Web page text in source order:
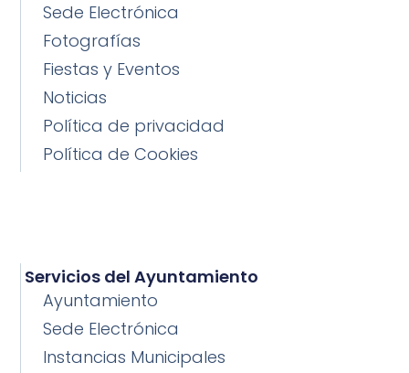
Servicios del Ayuntamiento
Ayuntamiento
Sede Electrónica
Instancias Municipales
Sede Electrónica
Fotografías
Fiestas y Eventos
Noticias
Política de privacidad
Política de Cookies